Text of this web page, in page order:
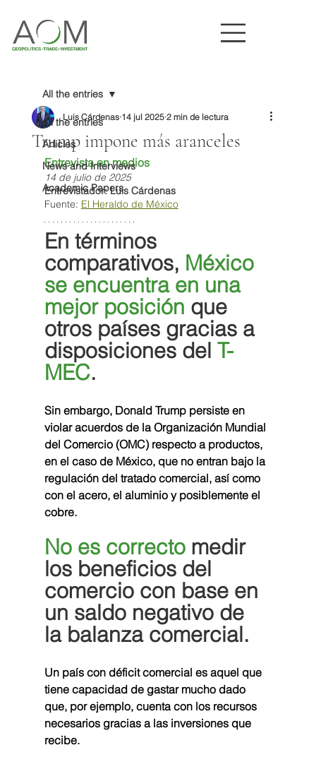
All the entries
Articles
News and Interviews
Academic Papers
All the entries
Trump impone más aranceles
Luis Cárdenas 14 jul 2025 2 min de lectura
Entrevista en medios
14 de julio de 2025
Entrevistador: Luis Cárdenas
Fuente: El Heraldo de México
En términos
comparativos, México
se encuentra en una
mejor posición que
otros países gracias a
disposiciones del T-
MEC.
Sin embargo, Donald Trump persiste en
violar acuerdos de la Organización Mundial
del Comercio (OMC) respecto a productos,
en el caso de México, que no entran bajo la
regulación del tratado comercial, así como
con el acero, el aluminio y posiblemente el
cobre.
No es correcto medir
los beneficios del
comercio con base en
un saldo negativo de
la balanza comercial.
Un país con déficit comercial es aquel que
tiene capacidad de gastar mucho dado
que, por ejemplo, cuenta con los recursos
necesarios gracias a las inversiones que
recibe.